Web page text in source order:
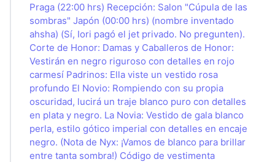
Praga (22:00 hrs) Recepción: Salon "Cúpula de las
sombras" Japón (00:00 hrs) (nombre inventado
ahsha) (Sí, Iori pagó el jet privado. No pregunten).
Corte de Honor: Damas y Caballeros de Honor:
Vestirán en negro riguroso con detalles en rojo
carmesí Padrinos: Ella viste un vestido rosa
profundo El Novio: Rompiendo con su propia
oscuridad, lucirá un traje blanco puro con detalles
en plata y negro. La Novia: Vestido de gala blanco
perla, estilo gótico imperial con detalles en encaje
negro. (Nota de Nyx: ¡Vamos de blanco para brillar
entre tanta sombra!) Código de vestimenta